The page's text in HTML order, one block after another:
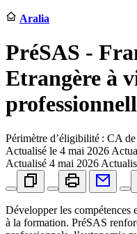
Aralia
PréSAS -
Etrangère à
Périmètre d’éligibilité : CA
Actualisé le 4 mai 2026
Actualisé 4 mai 2026
Développer les compétences
à la formation. PréSAS